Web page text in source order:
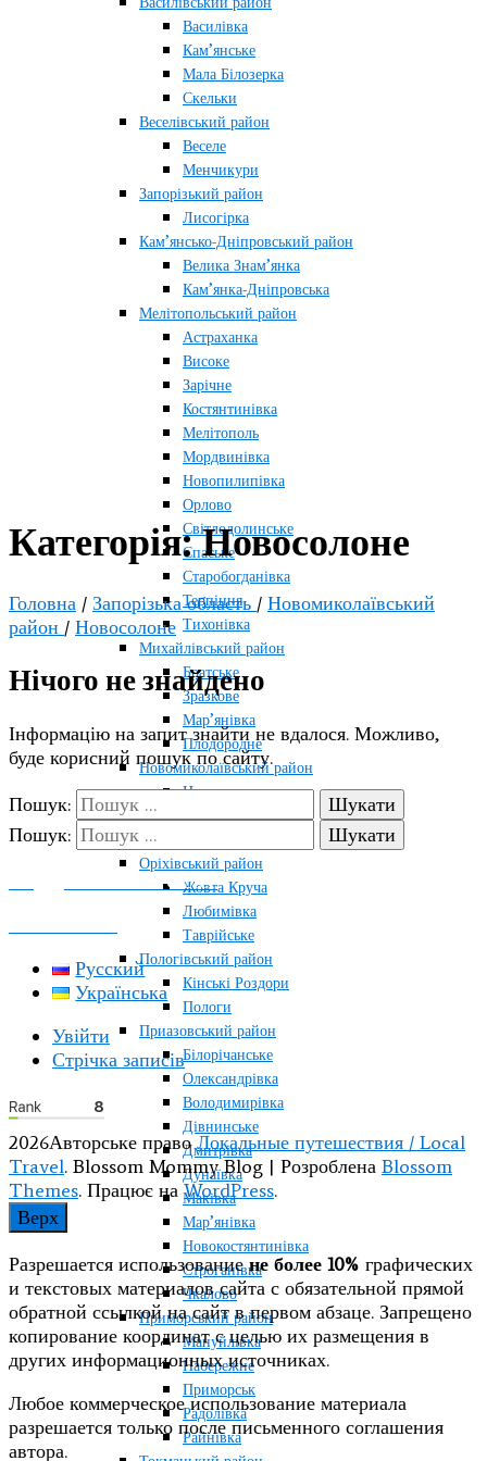
Василівка
Кам’янське
Мала Білозерка
Скельки
Веселівський район
Веселе
Менчикури
Запорізький район
Лисогірка
Кам’янсько-Дніпровський район
Велика Знам’янка
Кам’янка-Дніпровська
Мелітопольський район
Астраханка
Високе
Зарічне
Костянтинівка
Мелітополь
Мордвинівка
Новопилипівка
Орлово
Світлодолинське
Спаське
Старобогданівка
Терпіння
Тихонівка
Михайлівський район
Братське
Зразкове
Мар’янівка
Плодородне
Новомиколаївський район
Новосолоне
Тернувате
Оріхівський район
Жовта Круча
Любимівка
Таврійське
Пологівський район
Кінські Роздори
Пологи
Приазовський район
Білорічанське
Олександрівка
Володимирівка
Дівнинське
Дмитрівка
Дунаївка
Маківка
Мар’янівка
Новокостянтинівка
Строганівка
Чкалово
Приморський район
Мануйлівка
Набережне
Приморськ
Радолівка
Райнівка
Категорія:Новосолоне
Головна / Запорізька область / Новомиколаївський
район / Новосолоне
Нічого не знайдено
Інформацію на запит знайти не вдалося. Можливо,
буде корисний пошук по сайту.
Пошук:
Пошук:
ПОДДЕРЖАТЬ ПРОЕКТ
Русский
Українська
Увійти
Стрічка записів
2026Авторське правоЛокальные путешествия / Local
Travel. Blossom Mommy Blog | Розроблена Blossom
Themes. Працює наWordPress.
Верх
Разрешается использованиене более 10% графических
и текстовых материалов сайта с обязательной прямой
обратной ссылкой на сайт в первом абзаце. Запрещено
копирование координат с целью их размещения в
других информационных источниках.
Любое коммерческое использование материала
разрешается только после письменного соглашения
автора.